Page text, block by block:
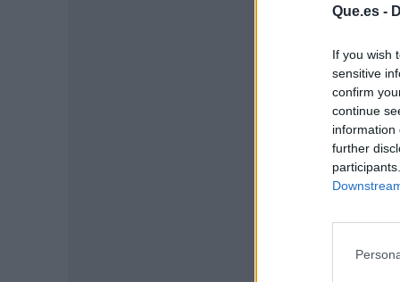
Que.es -
If you wish
sensitive
confirm
continue
information
further